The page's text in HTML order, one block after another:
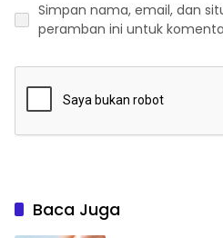
Simpan nama, email, dan
peramban ini untuk
Baca Juga